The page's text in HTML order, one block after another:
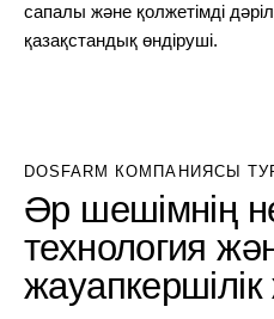
сапалы және қолжетімді
қазақстандық өндіруші.
DOSFARM КОМПАНИЯСЫ
Әр шешімнің
технология